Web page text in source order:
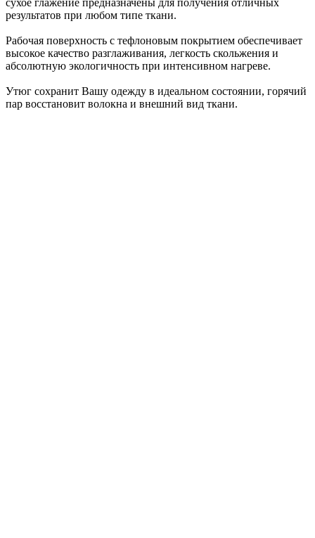
результатов при любом типе ткани.
Рабочая поверхность с тефлоновым покрытием обеспечивает
высокое качество разглаживания, легкость скольжения и
абсолютную экологичность при интенсивном нагреве.
Утюг сохранит Вашу одежду в идеальном состоянии, горячий
пар восстановит волокна и внешний вид ткани.